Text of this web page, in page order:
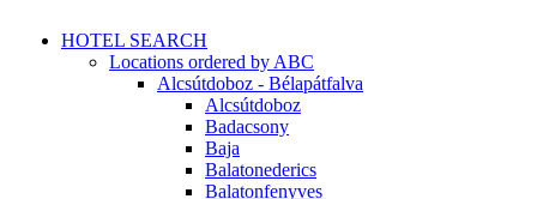
HOTEL SEARCH
Locations ordered by ABC
Alcsútdoboz - Bélapátfalva
Alcsútdoboz
Badacsony
Baja
Balatonederics
Balatonfenyves